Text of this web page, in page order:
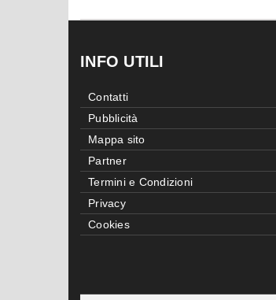
INFO UTILI
Contatti
Pubblicità
Mappa sito
Partner
Termini e Condizioni
Privacy
Cookies